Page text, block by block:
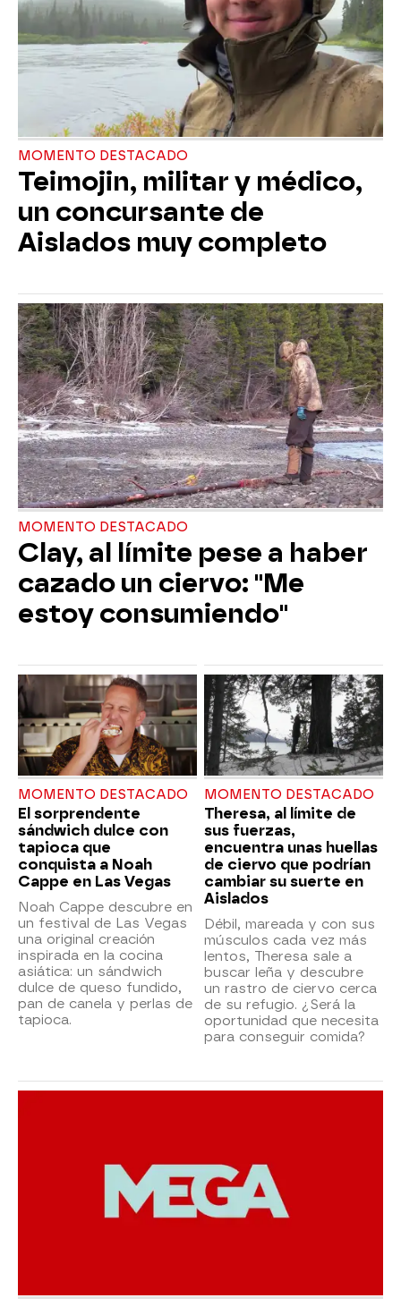
MOMENTO DESTACADO
Teimojin, militar y médico,
un concursante de
Aislados muy completo
MOMENTO DESTACADO
Clay, al límite pese a haber
cazado un ciervo: "Me
estoy consumiendo"
MOMENTO DESTACADO
El sorprendente
sándwich dulce con
tapioca que
conquista a Noah
Cappe en Las Vegas
Noah Cappe descubre en
un festival de Las Vegas
una original creación
inspirada en la cocina
asiática: un sándwich
dulce de queso fundido,
pan de canela y perlas de
tapioca.
MOMENTO DESTACADO
Theresa, al límite de
sus fuerzas,
encuentra unas huellas
de ciervo que podrían
cambiar su suerte en
Aislados
Débil, mareada y con sus
músculos cada vez más
lentos, Theresa sale a
buscar leña y descubre
un rastro de ciervo cerca
de su refugio. ¿Será la
oportunidad que necesita
para conseguir comida?